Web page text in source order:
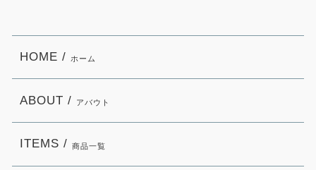
HOME / ホーム
ABOUT / アバウト
ITEMS / 商品一覧